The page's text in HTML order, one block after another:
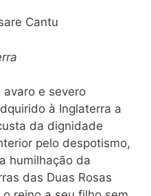
Cantu
avaro e severo
à Inglaterra a
da dignidade
pelo despotismo,
humilhação da
das Duas Rosas